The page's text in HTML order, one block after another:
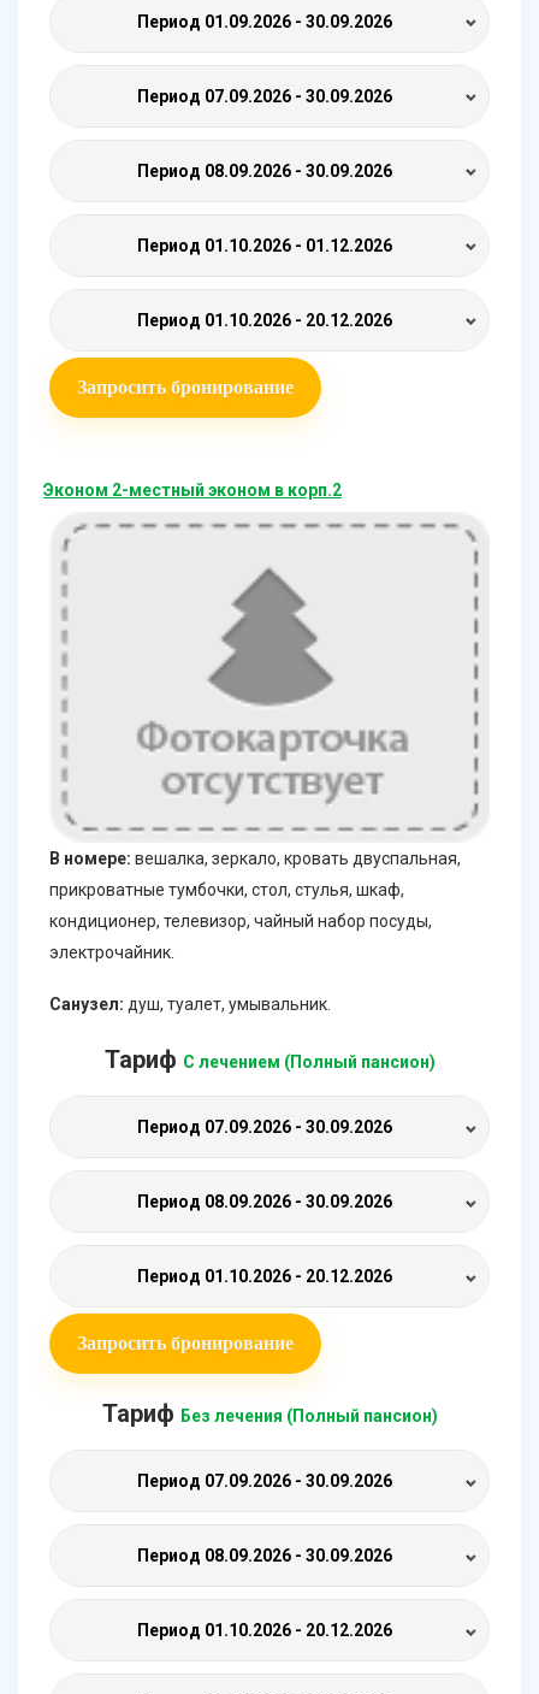
Период 01.09.2026 - 30.09.2026
Период 07.09.2026 - 30.09.2026
Период 08.09.2026 - 30.09.2026
Период 01.10.2026 - 01.12.2026
Период 01.10.2026 - 20.12.2026
Запросить бронирование
Эконом 2-местный эконом в корп.2
В номере: вешалка, зеркало, кровать двуспальная,
прикроватные тумбочки, стол, стулья, шкаф,
кондиционер, телевизор, чайный набор посуды,
электрочайник.
Санузел: душ, туалет, умывальник.
Тариф С лечением (Полный пансион)
Период 07.09.2026 - 30.09.2026
Период 08.09.2026 - 30.09.2026
Период 01.10.2026 - 20.12.2026
Запросить бронирование
Тариф Без лечения (Полный пансион)
Период 07.09.2026 - 30.09.2026
Период 08.09.2026 - 30.09.2026
Период 01.10.2026 - 20.12.2026